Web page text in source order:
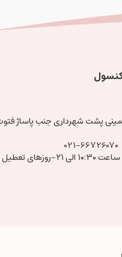
پشت شهرداری جنب پاساژ
021-66726070
شنبه تا پنجشنبه ساعت ۱۰:۳۰ الی ۲۱-روزهای تعطیل